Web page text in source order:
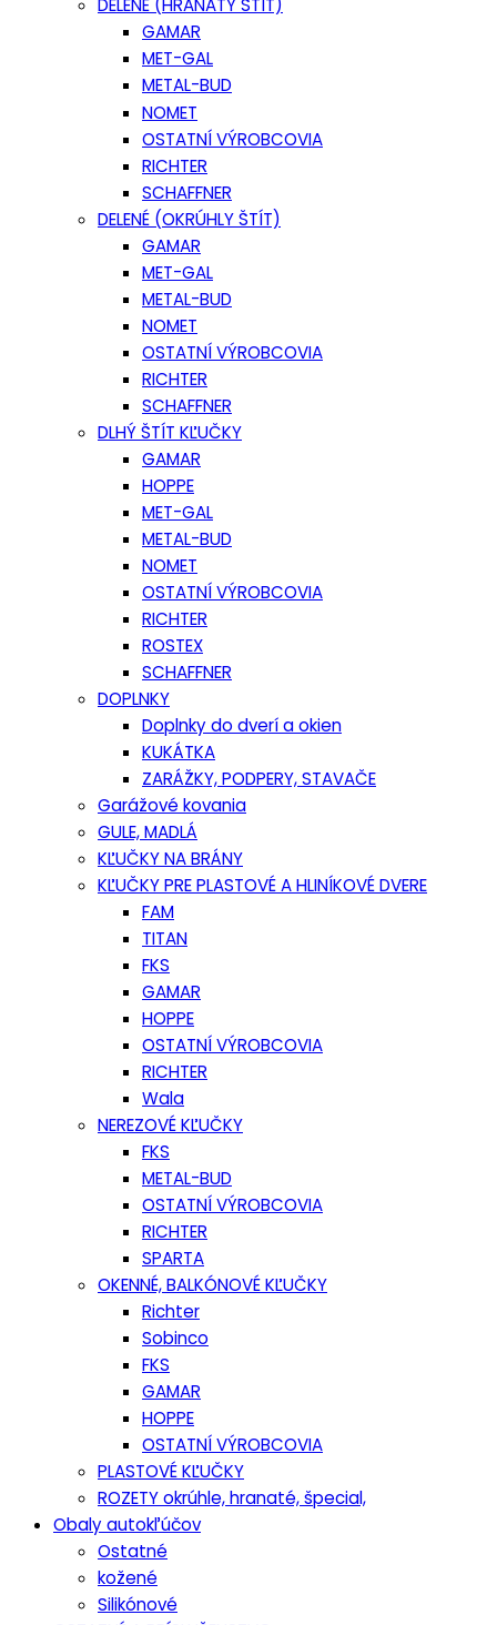
DELENÉ (HRANATÝ ŠTÍT)
GAMAR
MET-GAL
METAL-BUD
NOMET
OSTATNÍ VÝROBCOVIA
RICHTER
SCHAFFNER
DELENÉ (OKRÚHLY ŠTÍT)
GAMAR
MET-GAL
METAL-BUD
NOMET
OSTATNÍ VÝROBCOVIA
RICHTER
SCHAFFNER
DLHÝ ŠTÍT KĽUČKY
GAMAR
HOPPE
MET-GAL
METAL-BUD
NOMET
OSTATNÍ VÝROBCOVIA
RICHTER
ROSTEX
SCHAFFNER
DOPLNKY
Doplnky do dverí a okien
KUKÁTKA
ZARÁŽKY, PODPERY, STAVAČE
Garážové kovania
GULE, MADLÁ
KĽUČKY NA BRÁNY
KĽUČKY PRE PLASTOVÉ A HLINÍKOVÉ DVERE
FAM
TITAN
FKS
GAMAR
HOPPE
OSTATNÍ VÝROBCOVIA
RICHTER
Wala
NEREZOVÉ KĽUČKY
FKS
METAL-BUD
OSTATNÍ VÝROBCOVIA
RICHTER
SPARTA
OKENNÉ, BALKÓNOVÉ KĽUČKY
Richter
Sobinco
FKS
GAMAR
HOPPE
OSTATNÍ VÝROBCOVIA
PLASTOVÉ KĽUČKY
ROZETY okrúhle, hranaté, špecial,
Obaly autokľúčov
Ostatné
kožené
Silikónové